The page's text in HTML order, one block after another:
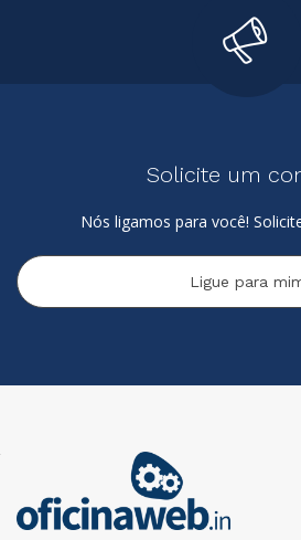
Solicite um
Nós ligamos para você!
Ligue para